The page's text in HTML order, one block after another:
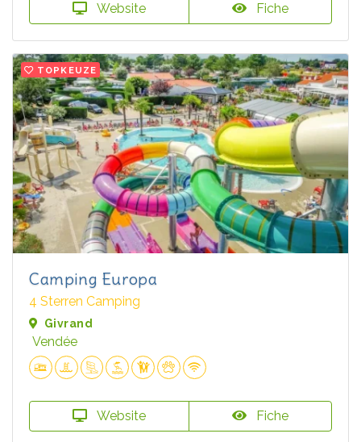
Website Fiche
TOPKEUZE
Camping Europa
4 Sterren Camping
Givrand
Vendée
Website Fiche